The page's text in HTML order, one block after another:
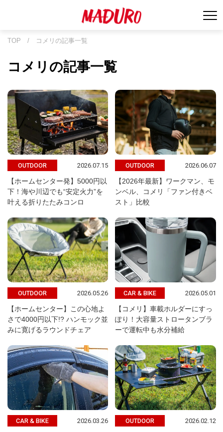
TOP / コメリの記事一覧
コメリの記事一覧
OUTDOOR 2026.07.15
【ホームセンター発】5000円以
下！海や川辺でも“安定火力”を
叶える折りたたみコンロ
OUTDOOR 2026.06.07
【2026年最新】ワークマン、モ
ンベル、コメリ「ファン付きベ
スト」比較
OUTDOOR 2026.05.26
【ホームセンター】この心地よ
さで4000円以下!? ハンモック並
みに寛げるラウンドチェア
CAR & BIKE 2026.05.01
【コメリ】車載ホルダーにすっ
ぽり！大容量ストロータンブラ
ーで運転中も水分補給
CAR & BIKE 2026.03.26 OUTDOOR 2026.02.12